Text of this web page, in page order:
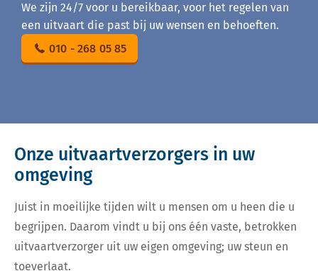
We zijn 24/7 voor u bereikbaar, voor het regelen van
een uitvaart die past bij uw wensen en behoeften.
010 - 268 05 85
Onze uitvaartverzorgers in uw
omgeving
Juist in moeilijke tijden wilt u mensen om u heen die u
begrijpen. Daarom vindt u bij ons één vaste, betrokken
uitvaartverzorger uit uw eigen omgeving; uw steun en
toeverlaat.